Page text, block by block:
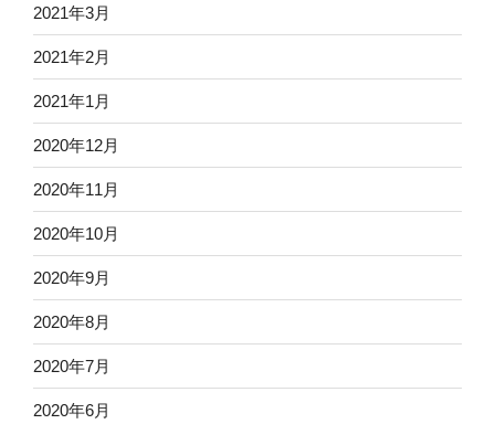
2021年3月
2021年2月
2021年1月
2020年12月
2020年11月
2020年10月
2020年9月
2020年8月
2020年7月
2020年6月